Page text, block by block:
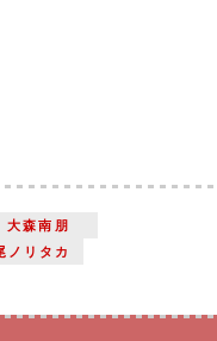
大森南朋
ノリタカ